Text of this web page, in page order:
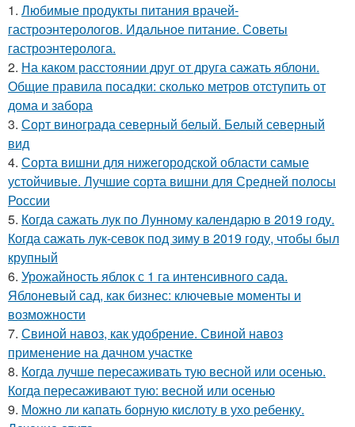
1. Любимые продукты питания врачей-
гастроэнтерологов. Идальное питание. Советы
гастроэнтеролога.
2. На каком расстоянии друг от друга сажать яблони.
Общие правила посадки: сколько метров отступить от
дома и забора
3. Сорт винограда северный белый. Белый северный
вид
4. Сорта вишни для нижегородской области самые
устойчивые. Лучшие сорта вишни для Средней полосы
России
5. Когда сажать лук по Лунному календарю в 2019 году.
Когда сажать лук-севок под зиму в 2019 году, чтобы был
крупный
6. Урожайность яблок с 1 га интенсивного сада.
Яблоневый сад, как бизнес: ключевые моменты и
возможности
7. Свиной навоз, как удобрение. Свиной навоз
применение на дачном участке
8. Когда лучше пересаживать тую весной или осенью.
Когда пересаживают тую: весной или осенью
9. Можно ли капать борную кислоту в ухо ребенку.